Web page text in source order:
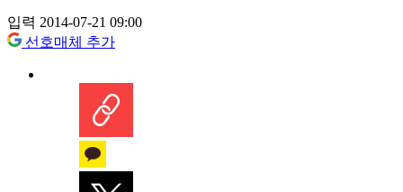
입력 2014-07-21 09:00
선호매체 추가